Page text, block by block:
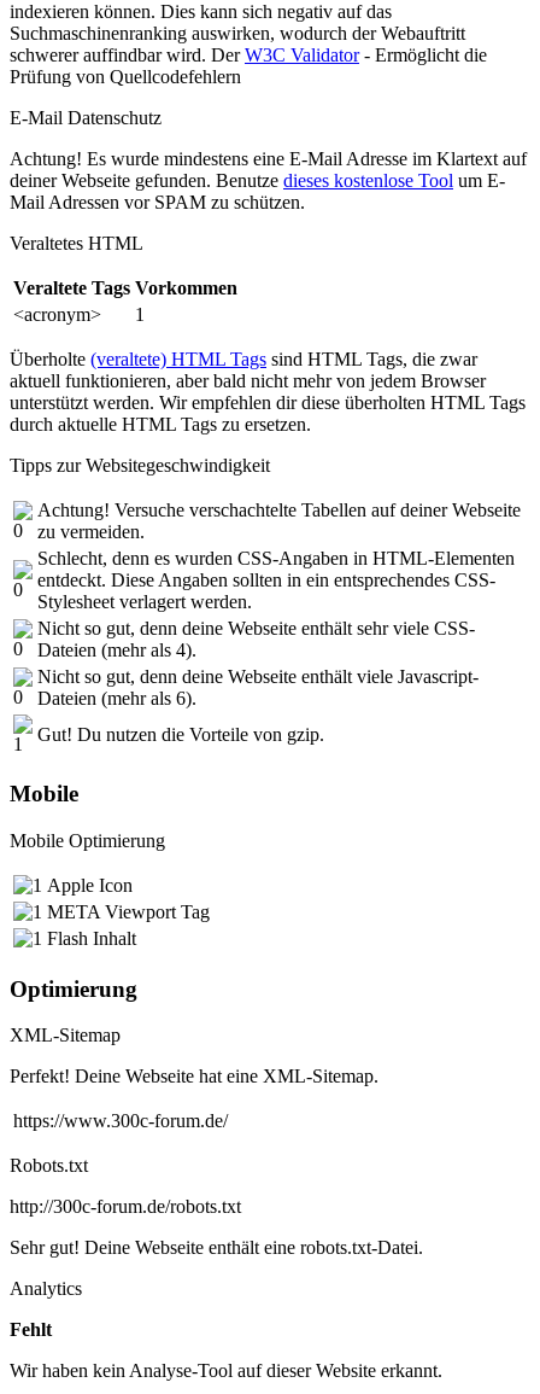
indexieren können. Dies kann sich negativ auf das
Suchmaschinenranking auswirken, wodurch der Webauftritt
schwerer auffindbar wird. DerW3C Validator- Ermöglicht die
Prüfung von Quellcodefehlern
E-Mail Datenschutz
Achtung! Es wurde mindestens eine E-Mail Adresse im Klartext auf
deiner Webseite gefunden. Benutze dieses kostenlose Tool um E-
Mail Adressen vor SPAM zu schützen.
Veraltetes HTML
Veraltete Tags Vorkommen
<acronym>
1
Überholte (veraltete) HTML Tags sind HTML Tags, die zwar
aktuell funktionieren, aber bald nicht mehr von jedem Browser
unterstützt werden. Wir empfehlen dir diese überholten HTML Tags
durch aktuelle HTML Tags zu ersetzen.
Tipps zur Websitegeschwindigkeit
Achtung! Versuche verschachtelte Tabellen auf deiner Webseite
zu vermeiden.
Schlecht, denn es wurden CSS-Angaben in HTML-Elementen
entdeckt. Diese Angaben sollten in ein entsprechendes CSS-
Stylesheet verlagert werden.
Nicht so gut, denn deine Webseite enthält sehr viele CSS-
Dateien (mehr als 4).
Nicht so gut, denn deine Webseite enthält viele Javascript-
Dateien (mehr als 6).
Gut! Du nutzen die Vorteile von gzip.
Mobile
Mobile Optimierung
Apple Icon
META Viewport Tag
Flash Inhalt
Optimierung
XML-Sitemap
Perfekt! Deine Webseite hat eine XML-Sitemap.
https://www.300c-forum.de/
Robots.txt
http://300c-forum.de/robots.txt
Sehr gut! Deine Webseite enthält eine robots.txt-Datei.
Analytics
Fehlt
Wir haben kein Analyse-Tool auf dieser Website erkannt.